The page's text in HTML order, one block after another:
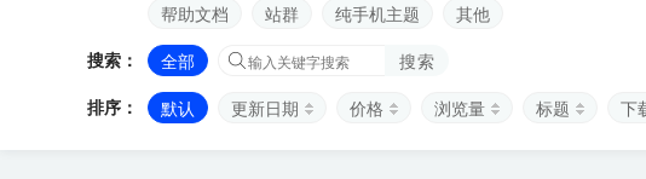
帮助文档
站群 纯手机主题
其他
搜索：
全部
搜索
排序：
默认 更新日期 价格 浏览量 标题 下